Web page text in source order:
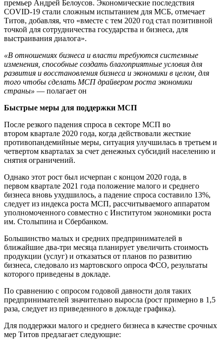
премьер Андрей Белоусов. Экономические последствия
COVID-19 стали сложным испытанием для МСБ, отмечает
Титов, добавляя, что «вместе с тем 2020 год стал позитивной
точкой для сотрудничества государства и бизнеса, для
выстраивания диалога».
«В отношениях бизнеса и власти требуются системные
изменения, способные создать благоприятные условия для
развития и восстановления бизнеса и экономики в целом, для
того чтобы сделать МСП драйвером роста экономики
страны» — полагает он
Быстрые меры для поддержки МСП
После резкого падения спроса в секторе МСП во
втором квартале 2020 года, когда действовали жесткие
противопандемийные меры, ситуация улучшилась в третьем и
четвертом кварталах за счет денежных субсидий населению и
снятия ограничений.
Однако этот рост был исчерпан с концом 2020 года, в
первом квартале 2021 года положение малого и среднего
бизнеса вновь ухудшилось, а падение спроса составило 13%,
следует из индекса роста МСП, рассчитываемого аппаратом
уполномоченного совместно с Институтом экономики роста
им. Столыпина и Сбербанком.
Большинство малых и средних предпринимателей в
ближайшие два-три месяца планирует увеличить стоимость
продукции (услуг) и отказаться от планов по развитию
бизнеса, следовало из мартовского опроса ФСО, результаты
которого приведены в докладе.
По сравнению с опросом годовой давности доля таких
предпринимателей значительно выросла (рост примерно в 1,5
раза, следует из приведенного в докладе графика).
Для поддержки малого и среднего бизнеса в качестве срочных
мер Титов предлагает следующие: